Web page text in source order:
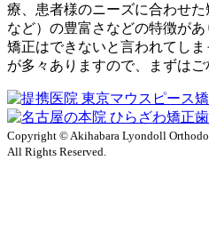
療、患者様のニーズに合わせ
など）の豊富さなどの特徴が
矯正はできないと言われてし
が多々ありますので、まずはご
Copyright © Akihabara Lyondoll
All Rights Reserved.